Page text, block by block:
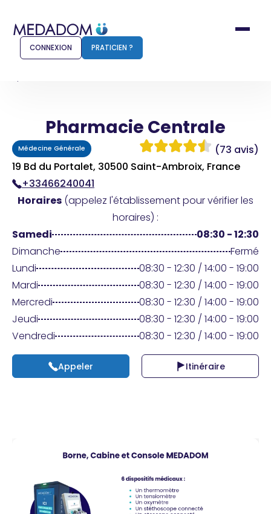
Comment ça marche ?
Pour les patients
Pharmacien
Connexion
Praticien ?
CONNEXION PRATICIEN ?
Pharmacie Centrale
Médecine Générale
(73 avis)
19 Bd du Portalet, 30500 Saint-Ambroix, France
+33466240041
Horaires (appelez l'établissement pour vérifier les
horaires) :
Samedi
08:30 - 12:30
Dimanche
Fermé
Lundi
08:30 - 12:30 / 14:00 - 19:00
Mardi
08:30 - 12:30 / 14:00 - 19:00
Mercredi
08:30 - 12:30 / 14:00 - 19:00
Jeudi
08:30 - 12:30 / 14:00 - 19:00
Vendredi
08:30 - 12:30 / 14:00 - 19:00
Appeler Itinéraire